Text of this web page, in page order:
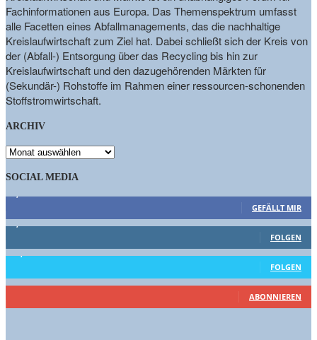
Fachinformationen aus Europa. Das Themenspektrum umfasst
alle Facetten eines Abfallmanagements, das die nachhaltige
Kreislaufwirtschaft zum Ziel hat. Dabei schließt sich der Kreis von
der (Abfall-) Entsorgung über das Recycling bis hin zur
Kreislaufwirtschaft und den dazugehörenden Märkten für
(Sekundär-) Rohstoffe im Rahmen einer ressourcen-schonenden
Stoffstromwirtschaft.
ARCHIV
ARCHIV
SOCIAL MEDIA
GEFÄLLT MIR
1,662 Follower
FOLGEN
15,658 Follower
FOLGEN
460 Abonnenten
ABONNIEREN